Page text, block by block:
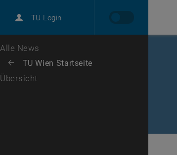
TU Login
Karriere
Zur 1. Menü Ebene
Alle News
Zurück: Subseiten von TU Wien Startseite auflisten
Zurück zur letzten Ebene:
TU Wien Startseite
Übersicht